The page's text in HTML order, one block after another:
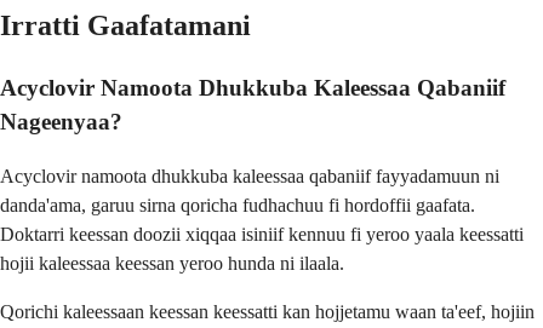
Irratti Gaafatamani
Acyclovir Namoota Dhukkuba Kaleessaa Qabaniif
Nageenyaa?
Acyclovir namoota dhukkuba kaleessaa qabaniif fayyadamuun ni
danda'ama, garuu sirna qoricha fudhachuu fi hordoffii gaafata.
Doktarri keessan doozii xiqqaa isiniif kennuu fi yeroo yaala keessatti
hojii kaleessaa keessan yeroo hunda ni ilaala.
Qorichi kaleessaan keessan keessatti kan hojjetamu waan ta'eef, hojiin